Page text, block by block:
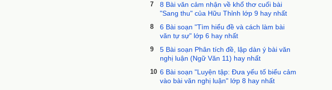
7
8 Bài văn cảm nhận về khổ thơ cuối bài
"Sang thu" của Hữu Thỉnh lớp 9 hay nhất
8
6 Bài soạn "Tìm hiểu đề và cách làm bài
văn tự sự" lớp 6 hay nhất
9
5 Bài soạn Phân tích đề, lập dàn ý bài văn
nghị luận (Ngữ Văn 11) hay nhất
10 6 Bài soạn "Luyện tập: Đưa yếu tố biểu cảm
vào bài văn nghị luận" lớp 8 hay nhất